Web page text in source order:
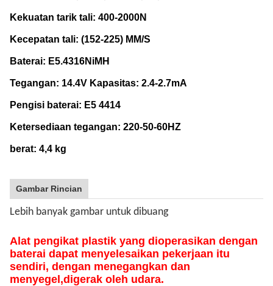
Kekuatan tarik tali: 400-2000N
Kecepatan tali: (152-225) MM/S
Baterai: E5.4316NiMH
Tegangan: 14.4V Kapasitas: 2.4-2.7mA
Pengisi baterai: E5 4414
Ketersediaan tegangan: 220-50-60HZ
berat: 4,4 kg
Gambar Rincian
Lebih banyak gambar untuk dibuang
Alat pengikat plastik yang dioperasikan dengan
baterai dapat menyelesaikan pekerjaan itu
sendiri, dengan menegangkan dan
menyegel,digerak oleh udara.